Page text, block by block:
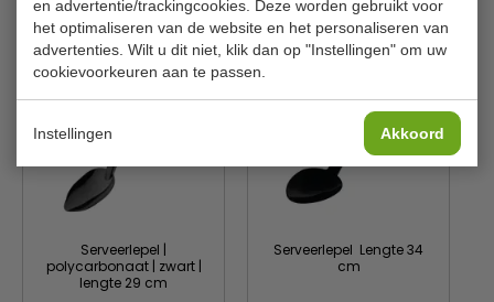
en advertentie/trackingcookies. Deze worden gebruikt voor
het optimaliseren van de website en het personaliseren van
advertenties. Wilt u dit niet, klik dan op "Instellingen" om uw
cookievoorkeuren aan te passen.
Instellingen Akkoord
Is dit iets voor jou?
Serveerlepel |
polycarbonaat | zwart |
lengte 29 cm
Serveerlepel Lengte 34
cm